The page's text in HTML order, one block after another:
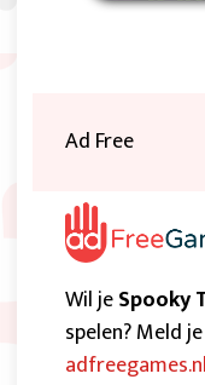
Ad Free
Wil jeSpooky
spelen? Meld
adfreegames.nl